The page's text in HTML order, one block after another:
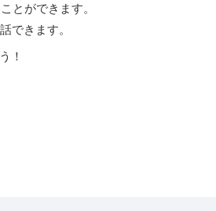
とができます。
できます。
！